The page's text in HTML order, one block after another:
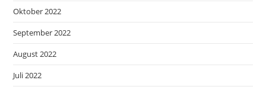
Oktober 2022
September 2022
August 2022
Juli 2022